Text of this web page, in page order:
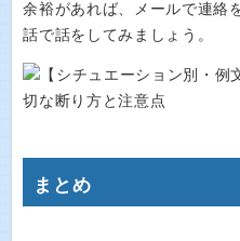
余裕があれば、メールで連絡
話で話をしてみましょう。
まとめ